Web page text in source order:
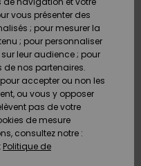
vous présenter des
; pour mesurer la
; pour personnaliser
leur audience ; pour
de nos partenaires.
accepter ou non les
ou vous y opposer
pas de votre
de mesure
consultez notre :
Politique de